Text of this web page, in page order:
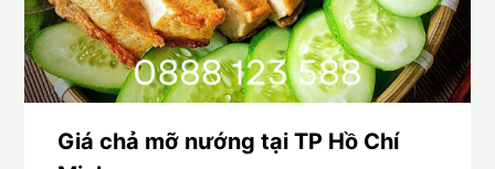
Giá chả mỡ nướng tại TP Hồ Chí